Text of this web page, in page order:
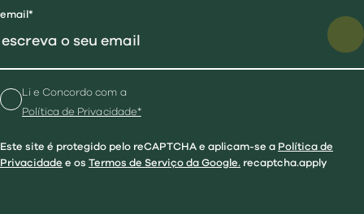
email*
Li e Concordo com a
Política de Privacidade*
Este site é protegido pelo reCAPTCHA e aplicam-se a Política de
Privacidade e os Termos de Serviço da Google. recaptcha.apply